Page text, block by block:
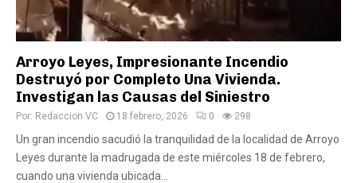
Arroyo Leyes, Impresionante Incendio
Destruyó por Completo Una Vivienda.
Investigan las Causas del Siniestro
Por: Redaccion VC 18 febrero, 2026 0 298
Un gran incendio sacudió la tranquilidad de la localidad de Arroyo
Leyes durante la madrugada de este miércoles 18 de febrero,
cuando una vivienda ubicada...